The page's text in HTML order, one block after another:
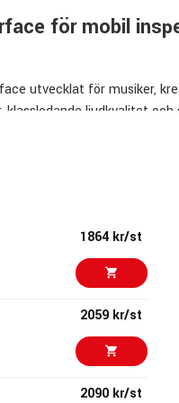
för mobil
utvecklat för musiker,
ljudkvalitet
spela in och dela ditt
vilket gör den perfekt
tutorials, användarguider
1864 kr/st
2059 kr/st
2090 kr/st